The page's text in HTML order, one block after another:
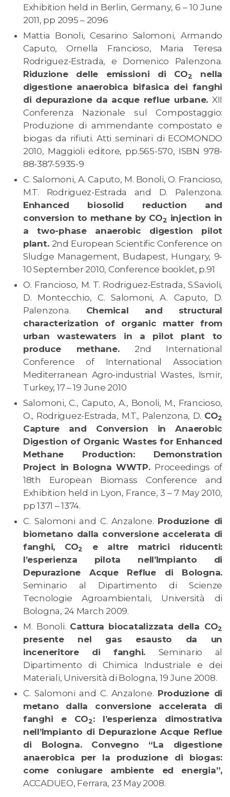
Exhibition held in Berlin, Germany, 6 – 10 June
2011, pp 2095 – 2096
Mattia Bonoli, Cesarino Salomoni, Armando
Caputo, Ornella Francioso, Maria Teresa
Rodriguez-Estrada, e Domenico Palenzona.
Riduzione delle emissioni di CO2
nella
digestione anaerobica bifasica dei fanghi
di depurazione da acque reflue urbane. XII
Conferenza Nazionale sul Compostaggio:
Produzione di ammendante compostato e
biogas da rifiuti. Atti seminari di ECOMONDO
2010, Maggioli editore, pp.565-570, ISBN 978-
88-387-5935-9
C. Salomoni, A. Caputo, M. Bonoli, O. Francioso,
M.T. Rodriguez-Estrada and D. Palenzona.
Enhanced biosolid reduction and
conversion to methane by CO2 injection in
a two-phase anaerobic digestion pilot
plant. 2nd European Scientific Conference on
Sludge Management, Budapest, Hungary, 9-
10 September 2010, Conference booklet, p.91
O. Francioso, M. T. Rodriguez-Estrada, S.Savioli,
D. Montecchio, C. Salomoni, A. Caputo, D.
Palenzona. Chemical and structural
characterization of organic matter from
urban wastewaters in a pilot plant to
produce methane. 2nd International
Conference of International Association
Mediterranean Agro-industrial Wastes, Ismir,
Turkey, 17 – 19 June 2010
Salomoni, C., Caputo, A., Bonoli, M., Francioso,
O., Rodriguez-Estrada, M.T., Palenzona, D. CO2
Capture and Conversion in Anaerobic
Digestion of Organic Wastes for Enhanced
Methane Production: Demonstration
Project in Bologna WWTP. Proceedings of
18th European Biomass Conference and
Exhibition held in Lyon, France, 3 – 7 May 2010,
pp 1371 – 1374.
C. Salomoni and C. Anzalone. Produzione di
biometano dalla conversione accelerata di
fanghi, CO2
e altre matrici riducenti:
l’esperienza pilota nell’Impianto di
Depurazione Acque Reflue di Bologna.
Seminario al Dipartimento di Scienze
Tecnologie Agroambientali, Università di
Bologna, 24 March 2009.
M. Bonoli. Cattura biocatalizzata della CO2
presente nel gas esausto da un
inceneritore di fanghi. Seminario al
Dipartimento di Chimica Industriale e dei
Materiali, Università di Bologna, 19 June 2008.
C. Salomoni and C. Anzalone. Produzione di
metano dalla conversione accelerata di
fanghi e CO2: l’esperienza dimostrativa
nell’Impianto di Depurazione Acque Reflue
di Bologna. Convegno “La digestione
anaerobica per la produzione di biogas:
come coniugare ambiente ed energia”,
ACCADUEO, Ferrara, 23 May 2008.